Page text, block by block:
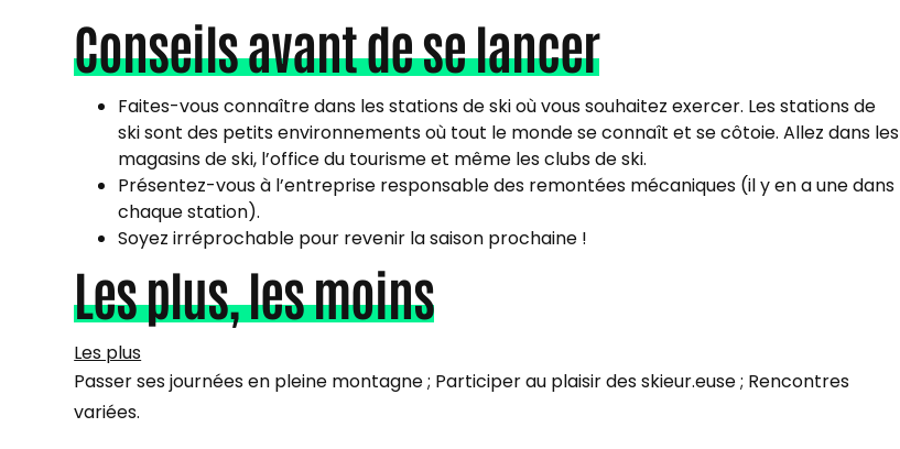
Conseils avant de se lancer
Faites-vous connaître dans les stations de ski où vous souhaitez exercer. Les stations de
ski sont des petits environnements où tout le monde se connaît et se côtoie. Allez dans les
magasins de ski, l’office du tourisme et même les clubs de ski.
Présentez-vous à l’entreprise responsable des remontées mécaniques (il y en a une dans
chaque station).
Soyez irréprochable pour revenir la saison prochaine !
Les plus, les moins
Les plus
Passer ses journées en pleine montagne ; Participer au plaisir des skieur.euse ; Rencontres
variées.